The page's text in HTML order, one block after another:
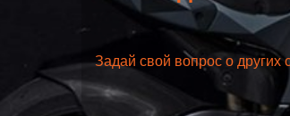
Задай свой вопрос о других